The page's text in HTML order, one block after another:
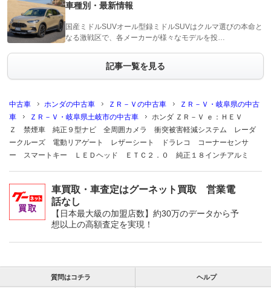
車種別・最新情報
国産ミドルSUVオール型録ミドルSUVはクルマ選びの本命と
なる激戦区で、各メーカーが様々なモデルを投…
記事一覧を見る
中古車 ホンダの中古車 ＺＲ－Ｖの中古車
ＺＲ－Ｖ・岐阜県の中古
車
ＺＲ－Ｖ・岐阜県土岐市の中古車
ホンダ ＺＲ－Ｖ ｅ：ＨＥＶ
Ｚ 禁煙車 純正９型ナビ 全周囲カメラ 衝突被害軽減システム レーダ
ークルーズ 電動リアゲート レザーシート ドラレコ コーナーセンサ
ー スマートキー ＬＥＤヘッド ＥＴＣ２．０ 純正１８インチアルミ
車買取・車査定はグーネット買取 営業電
話なし
【日本最大級の加盟店数】約30万のデータから予
想以上の高額査定を実現！
質問はコチラ ヘルプ